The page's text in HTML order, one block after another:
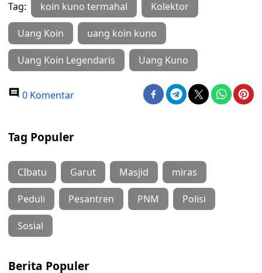
Tag: koin kuno termahal Kolektor
Uang Koin uang koin kuno
Uang Koin Legendaris Uang Kuno
0 Komentar
Tag Populer
CIbatu Garut Masjid miras
Peduli Pesantren PNM Polisi
Sosial
Berita Populer